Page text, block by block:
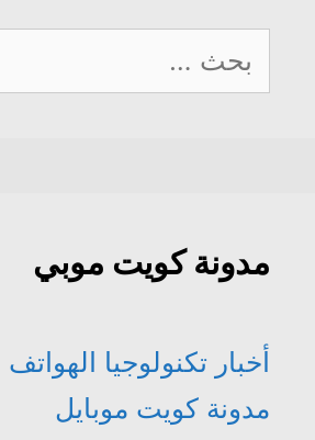
البحث
عن:
مدونة كويت موبي
أخبار تكنولوجيا الهواتف
مدونة كويت موبايل